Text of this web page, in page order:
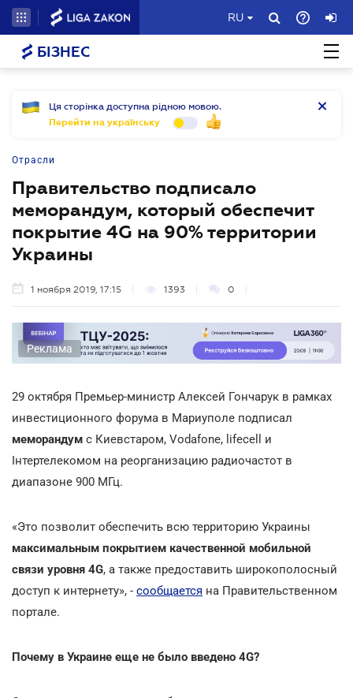
RU
БІЗНЕС
Ця сторінка доступна рідною мовою.
Перейти на українську
Отрасли
Правительство подписало
меморандум, который обеспечит
покрытие 4G на 90% территории
Украины
1 ноября 2019, 17:15 1393 0
Реклама
29 октября Премьер-министр Алексей Гончарук в рамках
инвестиционного форума в Мариуполе подписал
меморандум с Киевстаром, Vodafone, lifecell и
Інтертелекомом на реорганизацию радиочастот в
диапазоне 900 МГц.
«Это позволит обеспечить всю территорию Украины
максимальным покрытием качественной мобильной
связи уровня 4G, а также предоставить широкополосный
доступ к интернету», - сообщается на Правительственном
портале.
Почему в Украине еще не было введено 4G?